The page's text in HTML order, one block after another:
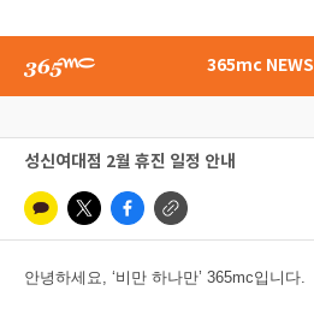
365mc NEWS
성신여대점 2월 휴진 일정 안내
안녕하세요, ‘비만 하나만’ 365mc입니다.